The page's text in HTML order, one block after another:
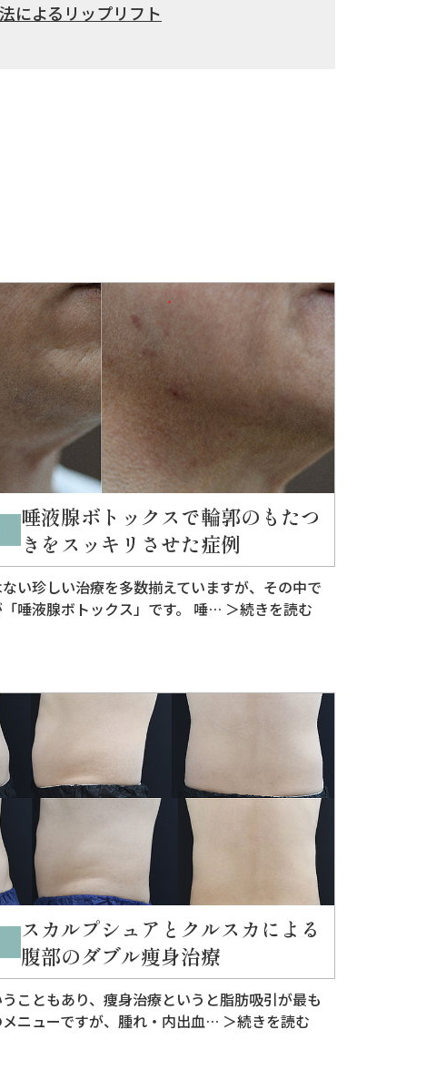
によるリップリフト
唾液腺ボトックスで輪郭のもたつ
きをスッキリさせた症例
い珍しい治療を多数揃えていますが、その中で
唾液腺ボトックス」です。 唾… ＞続きを読む
スカルプシュアとクルスカによる
腹部のダブル痩身治療
こともあり、痩身治療というと脂肪吸引が最も
ニューですが、腫れ・内出血… ＞続きを読む